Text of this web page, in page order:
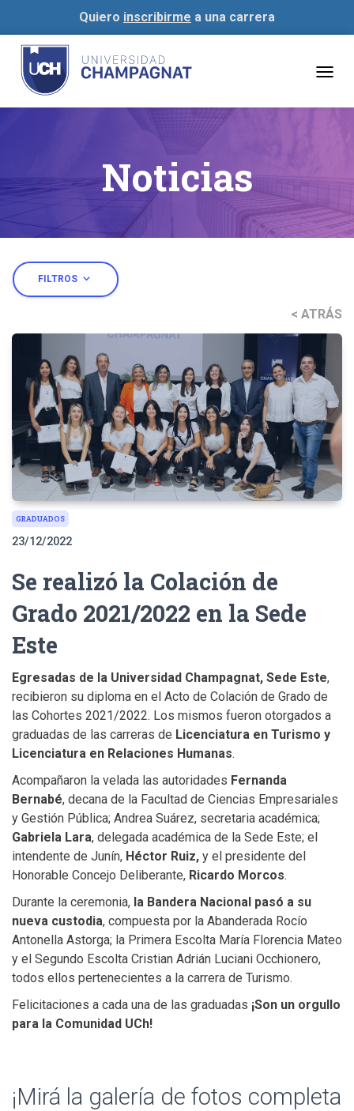
Quiero inscribirme a una carrera
Noticias
FILTROS expand_more
< ATRÁS
GRADUADOS
23/12/2022
Se realizó la Colación de
Grado 2021/2022 en la Sede
Este
Egresadas de la Universidad Champagnat, Sede Este,
recibieron su diploma en el Acto de Colación de Grado de
las Cohortes 2021/2022. Los mismos fueron otorgados a
graduadas de las carreras de Licenciatura en Turismo y
Licenciatura en Relaciones Humanas.
Acompañaron la velada las autoridades Fernanda
Bernabé, decana de la Facultad de Ciencias Empresariales
y Gestión Pública; Andrea Suárez, secretaria académica;
Gabriela Lara, delegada académica de la Sede Este; el
intendente de Junín, Héctor Ruiz, y el presidente del
Honorable Concejo Deliberante, Ricardo Morcos.
Durante la ceremonia, la Bandera Nacional pasó a su
nueva custodia, compuesta por la Abanderada Rocío
Antonella Astorga; la Primera Escolta María Florencia Mateo
y el Segundo Escolta Cristian Adrián Luciani Occhionero,
todos ellos pertenecientes a la carrera de Turismo.
Felicitaciones a cada una de las graduadas ¡Son un orgullo
para la Comunidad UCh!
¡Mirá la galería de fotos completa